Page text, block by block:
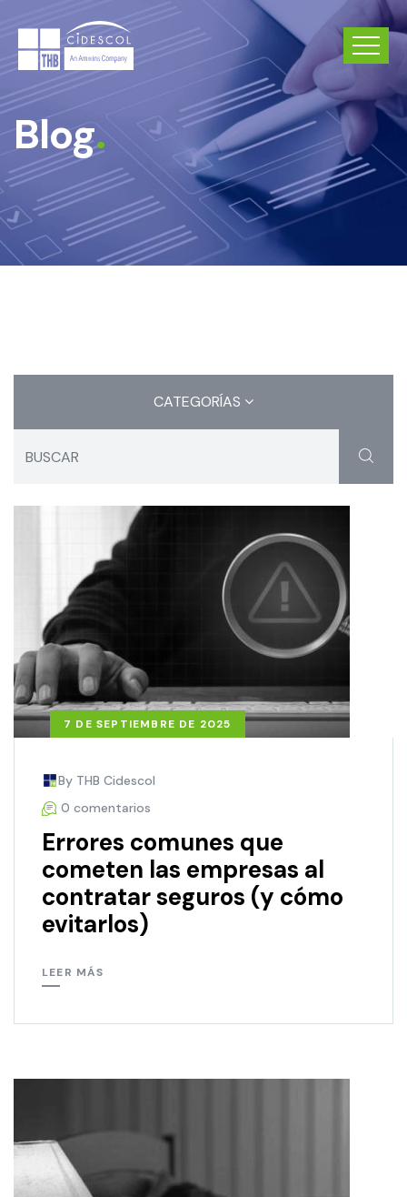
Blog.
CATEGORÍAS
7 DE SEPTIEMBRE DE 2025
By THB Cidescol
0 comentarios
Errores comunes que
cometen las empresas al
contratar seguros (y cómo
evitarlos)
LEER MÁS